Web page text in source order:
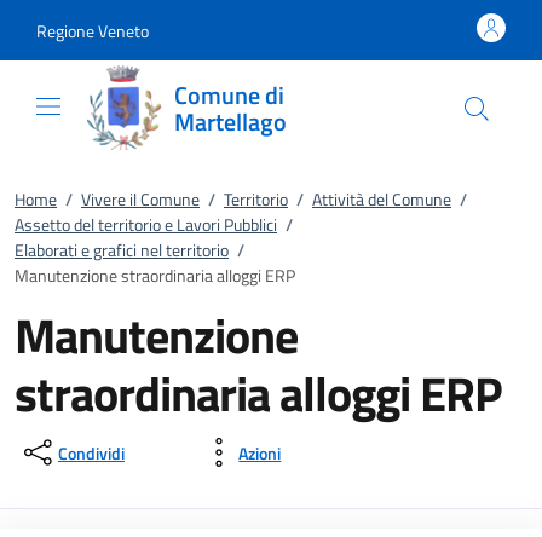
Regione Veneto
Comune di
Martellago
Home / Vivere il Comune / Territorio / Attività del Comune /
Assetto del territorio e Lavori Pubblici /
Elaborati e grafici nel territorio /
Manutenzione straordinaria alloggi ERP
Manutenzione
straordinaria alloggi ERP
Condividi Azioni